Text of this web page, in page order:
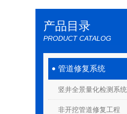
产品目录
PRODUCT CATALOG
管道修复系统
竖井全景量化检测系统
非开挖管道修复工程